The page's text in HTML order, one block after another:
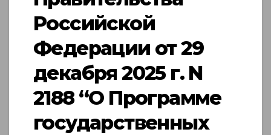
Российской
Федерации от 29
декабря 2025 г. N
2188 “О Программе
государственных